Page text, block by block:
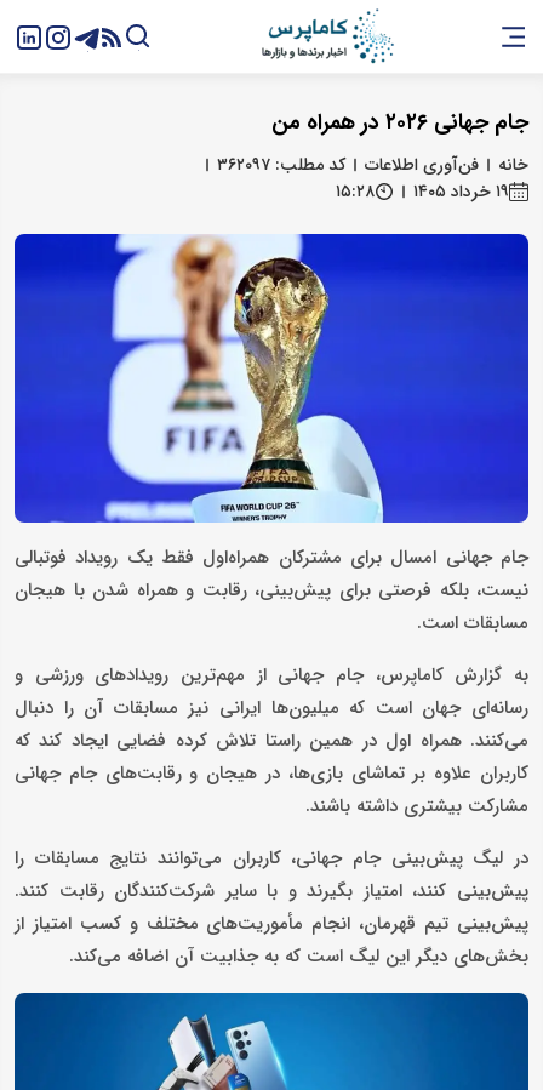
جام جهانی ۲۰۲۶ در همراه من
خانه فن‌آوری اطلاعات
کد مطلب: ۳۶۲۰۹۷
۱۹ خرداد ۱۴۰۵
۱۵:۲۸
جام جهانی امسال برای مشترکان همراه‌اول فقط یک رویداد فوتبالی
نیست، بلکه فرصتی برای پیش‌بینی، رقابت و همراه شدن با هیجان
مسابقات است.
به گزارش کاماپرس، جام جهانی از مهم‌ترین رویدادهای ورزشی و
رسانه‌ای جهان است که میلیون‌ها ایرانی نیز مسابقات آن را دنبال
می‌کنند. همراه اول در همین راستا تلاش کرده فضایی ایجاد کند که
کاربران علاوه بر تماشای بازی‌ها، در هیجان و رقابت‌های جام جهانی
مشارکت بیشتری داشته باشند.
در لیگ پیش‌بینی جام جهانی، کاربران می‌توانند نتایج مسابقات را
پیش‌بینی کنند، امتیاز بگیرند و با سایر شرکت‌کنندگان رقابت کنند.
پیش‌بینی تیم قهرمان، انجام مأموریت‌های مختلف و کسب امتیاز از
بخش‌های دیگر این لیگ است که به جذابیت آن اضافه می‌کند.